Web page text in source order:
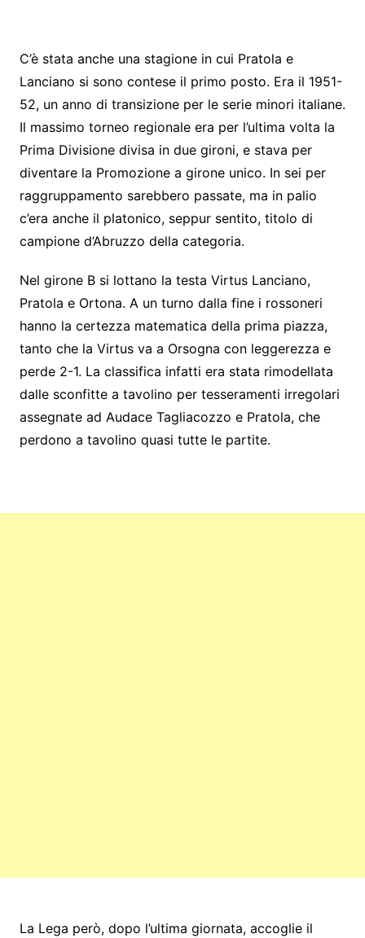
C’è stata anche una stagione in cui Pratola e
Lanciano si sono contese il primo posto. Era il 1951-
52, un anno di transizione per le serie minori italiane.
Il massimo torneo regionale era per l’ultima volta la
Prima Divisione divisa in due gironi, e stava per
diventare la Promozione a girone unico. In sei per
raggruppamento sarebbero passate, ma in palio
c’era anche il platonico, seppur sentito, titolo di
campione d’Abruzzo della categoria.
Nel girone B si lottano la testa Virtus Lanciano,
Pratola e Ortona. A un turno dalla fine i rossoneri
hanno la certezza matematica della prima piazza,
tanto che la Virtus va a Orsogna con leggerezza e
perde 2-1. La classifica infatti era stata rimodellata
dalle sconfitte a tavolino per tesseramenti irregolari
assegnate ad Audace Tagliacozzo e Pratola, che
perdono a tavolino quasi tutte le partite.
La Lega però, dopo l’ultima giornata, accoglie il